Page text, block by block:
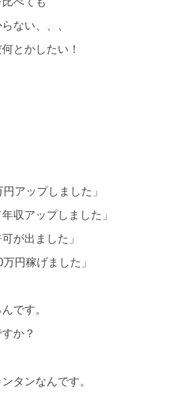
ない、、、
とかしたい！
アップしました」
収アップしました」
が出ました」
円稼げました」
です。
か？
タンなんです。